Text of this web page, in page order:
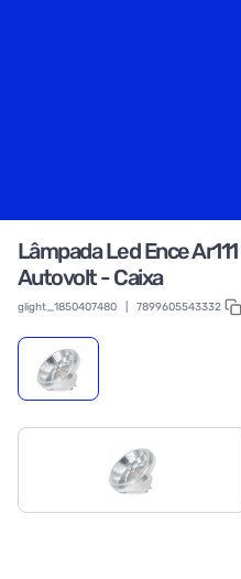
Lâmpada Led Ence
Autovolt - Caixa
glight_1850407480 7899605543332